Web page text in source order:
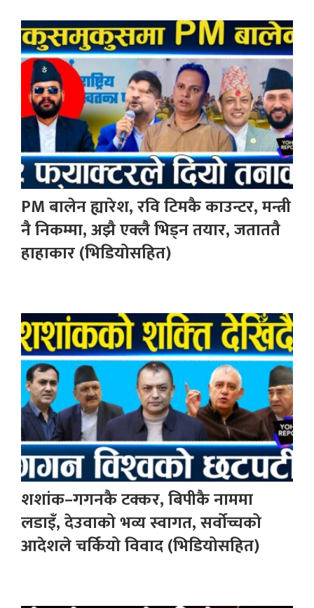
PM बालेन ह्यारेश, रवि टिमकै काउन्टर, मन्त्री
नै निकम्मा, अझै एक्लै भिड्न तयार, जताततै
हाहाकार (भिडियोसहित)
शशांक–गगनकै टक्कर, बिपीकै नाममा
लडाइँ, देउवाको भव्य स्वागत, सर्वोच्चको
आदेशले चर्कियो विवाद (भिडियोसहित)